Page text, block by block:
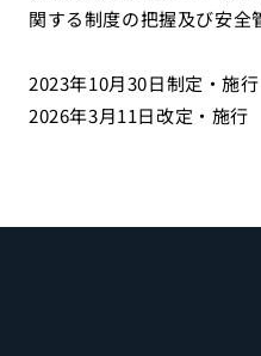
関する制度の把握及び安全
2023年10月30日制定・施行
2026年3月11日改定・施行